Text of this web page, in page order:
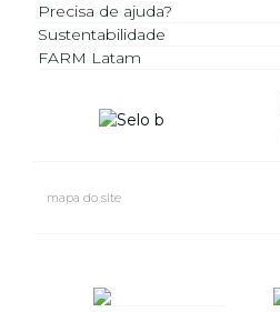
Precisa de ajuda?
Sustentabilidade
FARM Latam
mapa do site